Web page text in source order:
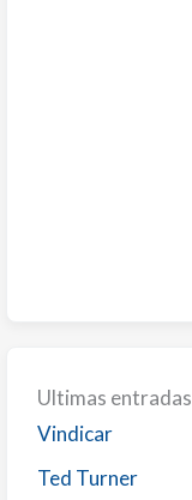
Ultimas entradas
Vindicar
Ted Turner